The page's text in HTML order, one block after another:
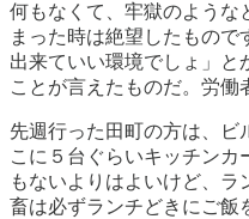
何もなくて、牢獄のような
まった時は絶望したもので
出来ていい環境でしょ」と
ことが言えたものだ。労働
先週行った田町の方は、ビ
こに５台ぐらいキッチン
もないよりはよいけど、
畜は必ずランチどきにご飯